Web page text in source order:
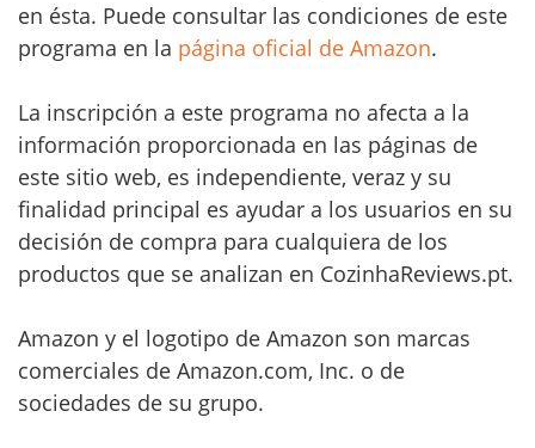
en ésta. Puede consultar las condiciones de este
programa en la página oficial de Amazon.
La inscripción a este programa no afecta a la
información proporcionada en las páginas de
este sitio web, es independiente, veraz y su
finalidad principal es ayudar a los usuarios en su
decisión de compra para cualquiera de los
productos que se analizan en CozinhaReviews.pt.
Amazon y el logotipo de Amazon son marcas
comerciales de Amazon.com, Inc. o de
sociedades de su grupo.